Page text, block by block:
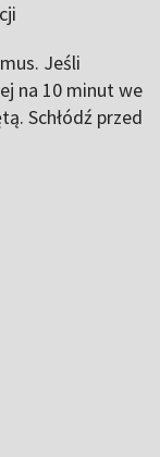
Jeśli
na 10 minut we
Schłódź przed